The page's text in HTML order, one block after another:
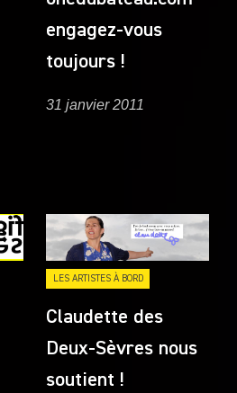
engagez-vous
toujours !
31 janvier 2011
LES ARTISTES À BORD
Claudette des
Deux-Sèvres nous
soutient !